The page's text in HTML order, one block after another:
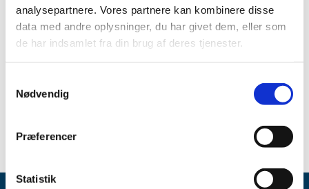
analysepartnere. Vores partnere kan kombinere disse
data med andre oplysninger, du har givet dem, eller som
de har indsamlet fra din brug af deres tjenester.
Nødvendig
Præferencer
Statistik
Danish Medicines Agency, 17 August 2010
Related content
(pdf - 0.25 MB)